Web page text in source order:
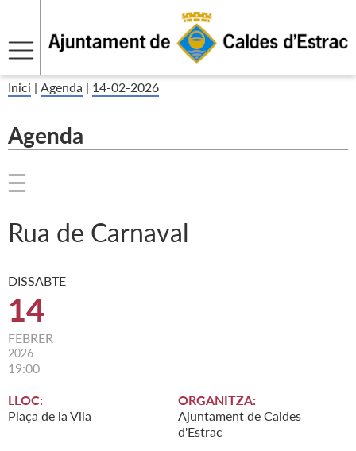
Inici | Agenda | 14-02-2026
Agenda
Rua de Carnaval
DISSABTE
14
FEBRER
2026
19:00
LLOC:
Plaça de la Vila
ORGANITZA:
Ajuntament de Caldes
d'Estrac